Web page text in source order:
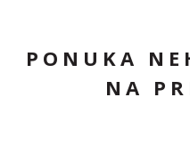
PONUKA
NA